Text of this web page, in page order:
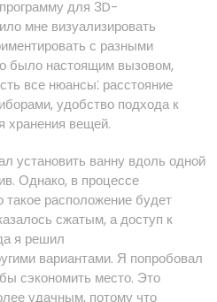
для 3D-
мне визуализировать
с разными
было настоящим вызовом,
все нюансы⁚ расстояние
удобство подхода к
хранения вещей.
установить ванну вдоль одной
Однако, в процессе
такое расположение будет
сжатым, а доступ к
я решил
вариантами. Я попробовал
сэкономить место. Это
удачным, потому что